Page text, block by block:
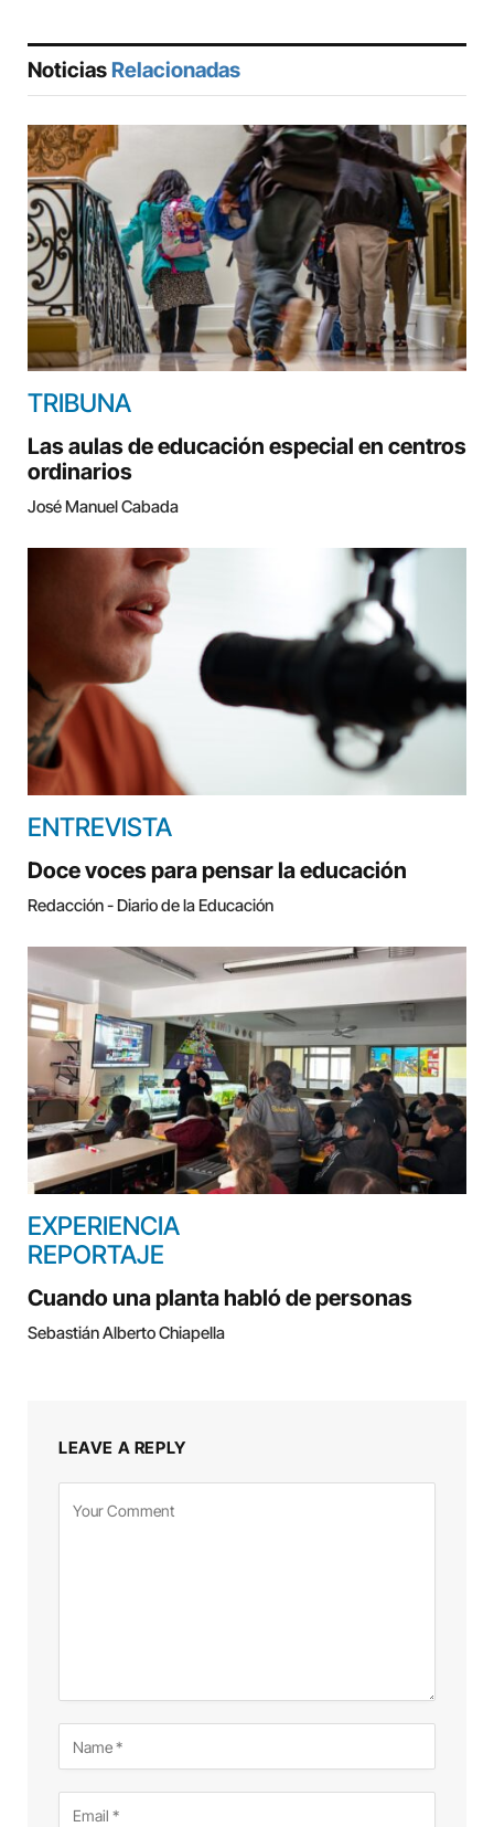
Noticias Relacionadas
TRIBUNA
Las aulas de educación especial en centros
ordinarios
José Manuel Cabada
ENTREVISTA
Doce voces para pensar la educación
Redacción - Diario de la Educación
EXPERIENCIA
REPORTAJE
Cuando una planta habló de personas
Sebastián Alberto Chiapella
LEAVE A REPLY